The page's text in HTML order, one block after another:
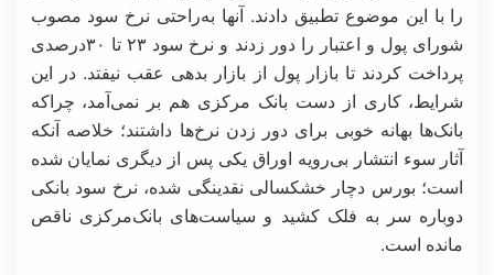
را با این موضوع تطبیق دادند. آنها به‌راحتی نرخ سود مصوب
شورای پول و اعتبار را دور زدند و نرخ سود ۲۳ تا ۳۰‌درصدی
پرداخت کردند تا بازار پول از بازار بدهی عقب نیفتد. در این
شرایط، کاری از دست بانک‌ مرکزی هم بر نمی‌آمد، چراکه
بانک‌ها بهانه خوبی برای دور زدن نرخ‌ها داشتند؛ خلاصه آنکه
آثار سوء انتشار بی‌رویه اوراق یکی پس از دیگری نمایان شده
است؛ بورس دچار خشکسالی نقدینگی شده، نرخ سود بانکی
دوباره سر به فلک کشید و سیاست‌های بانک‌مرکزی ناقص
مانده است.